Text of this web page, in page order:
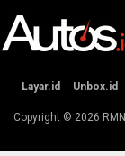
Layar.id Unbox.id
Copyright © 2026 RMN